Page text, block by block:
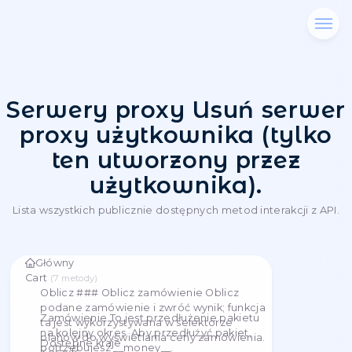
Serwery proxy Usuń
proxy użytkownika
ten utworzony
Lista wszystkich publicznie dostępnych metod
Główny
Cart (7 metody)